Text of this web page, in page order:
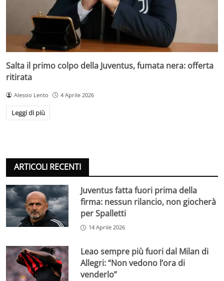
Salta il primo colpo della Juventus, fumata nera: offerta
ritirata
Alessio Lento 4 Aprile 2026
Leggi di più
ARTICOLI RECENTI
Juventus fatta fuori prima della
firma: nessun rilancio, non giocherà
per Spalletti
14 Aprile 2026
Leao sempre più fuori dal Milan di
Allegri: “Non vedono l’ora di
venderlo”